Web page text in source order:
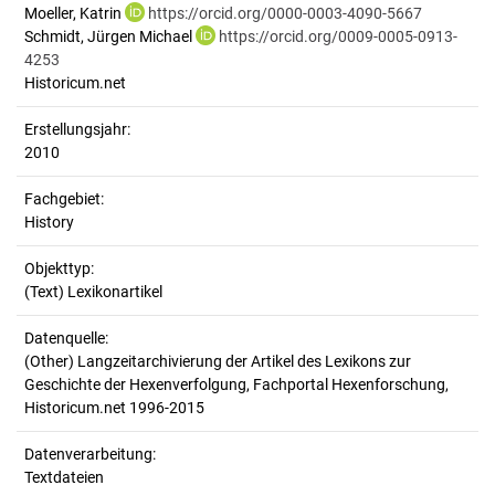
Moeller, Katrin
https://orcid.org/0000-0003-4090-5667
Schmidt, Jürgen Michael
https://orcid.org/0009-0005-0913-
4253
Historicum.net
Erstellungsjahr:
2010
Fachgebiet:
History
Objekttyp:
(Text) Lexikonartikel
Datenquelle:
(Other) Langzeitarchivierung der Artikel des Lexikons zur
Geschichte der Hexenverfolgung, Fachportal Hexenforschung,
Historicum.net 1996-2015
Datenverarbeitung:
Textdateien